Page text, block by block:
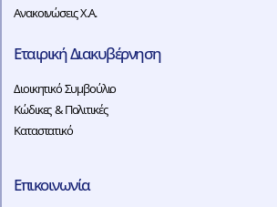
Ανακοινώσεις Χ.Α.
Εταιρική Διακυβέρνηση
Διοικητικό Συμβούλιο
Κώδικες & Πολιτικές
Καταστατικό
Επικοινωνία